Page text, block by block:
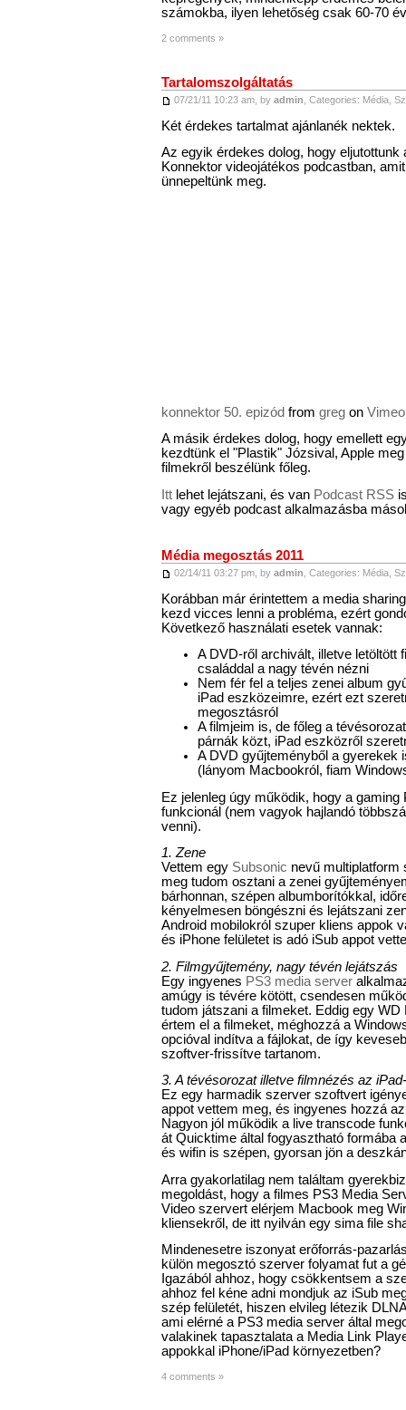
számokba, ilyen lehetőség csak 60-70
2 comments »
Tartalomszolgáltatás
07/21/11 10:23 am, by admin , Categories: Média,
Két érdekes tartalmat ajánlanék nektek.
Az egyik érdekes dolog, hogy eljutottunk
Konnektor videojátékos podcastban,
ünnepeltünk meg.
konnektor 50. epizód from gregon Vimeo
A másik érdekes dolog, hogy emellett
kezdtünk el "Plastik" Józsival, Apple
filmekről beszélünk főleg.
Ittlehet lejátszani, és van Podcast RSSis
vagy egyéb podcast alkalmazásba
Média megosztás 2011
02/14/11 03:27 pm, by admin , Categories: Média,
Korábban már érintettem a media
kezd vicces lenni a probléma, ezért
Következő használati esetek vannak:
A DVD-ről archivált, illetve letöltött
családdal a nagy tévén nézni
Nem fér fel a teljes zenei album
iPad eszközeimre, ezért ezt
megosztásról
A filmjeim is, de főleg a
párnák közt, iPad eszközről
A DVD gyűjteményből a gyerekek
(lányom Macbookról, fiam
Ez jelenleg úgy működik, hogy a
funkcionál (nem vagyok hajlandó
venni).
1. Zene
Vettem egy Subsonic nevű multiplatform
meg tudom osztani a zenei
bárhonnan, szépen albumborítókkal,
kényelmesen böngészni és lejátszani
Android mobilokról szuper kliens appok
és iPhone felületet is adó iSub appot
2. Filmgyűjtemény, nagy tévén lejátszás
Egy ingyenes PS3 media server
amúgy is tévére kötött, csendesen
tudom játszani a filmeket. Eddig egy
értem el a filmeket, méghozzá a
opcióval indítva a fájlokat, de így
szoftver-frissítve tartanom.
3. A tévésorozat illetve filmnézés az
Ez egy harmadik szerver szoftvert
appot vettem meg, és ingyenes hozzá
Nagyon jól működik a live transcode
át Quicktime által fogyasztható formába
és wifin is szépen, gyorsan jön a
Arra gyakorlatilag nem találtam
megoldást, hogy a filmes PS3 Media
Video szervert elérjem Macbook meg
kliensekről, de itt nyilván egy sima file
Mindenesetre iszonyat erőforrás-
külön megosztó szerver folyamat fut a
Igazából ahhoz, hogy csökkentsem a
ahhoz fel kéne adni mondjuk az iSub
szép felületét, hiszen elvileg létezik
ami elérné a PS3 media server által
valakinek tapasztalata a Media Link
appokkal iPhone/iPad környezetben?
4 comments »